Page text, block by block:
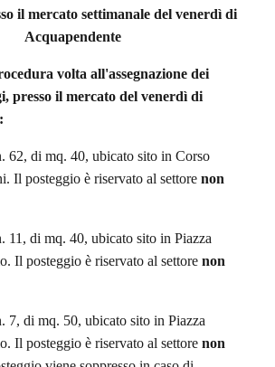
il mercato settimanale del venerdì di
Acquapendente
volta all'assegnazione dei
presso il mercato del venerdì di
di mq. 40, ubicato sito in Corso
Il posteggio è riservato al settore non
di mq. 40, ubicato sito in Piazza
Il posteggio è riservato al settore non
di mq. 50, ubicato sito in Piazza
Il posteggio è riservato al settore non